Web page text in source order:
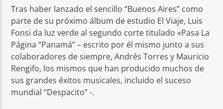
Tras haber lanzado el sencillo “Buenos Aires” como
parte de su próximo álbum de estudio El Viaje, Luis
Fonsi da luz verde al segundo corte titulado «Pasa La
Página “Panamá” – escrito por él mismo junto a sus
colaboradores de siempre, Andrés Torres y Mauricio
Rengifo, los mismos que han producido muchos de
sus grandes éxitos musicales, incluido el suceso
mundial “Despacito” -.